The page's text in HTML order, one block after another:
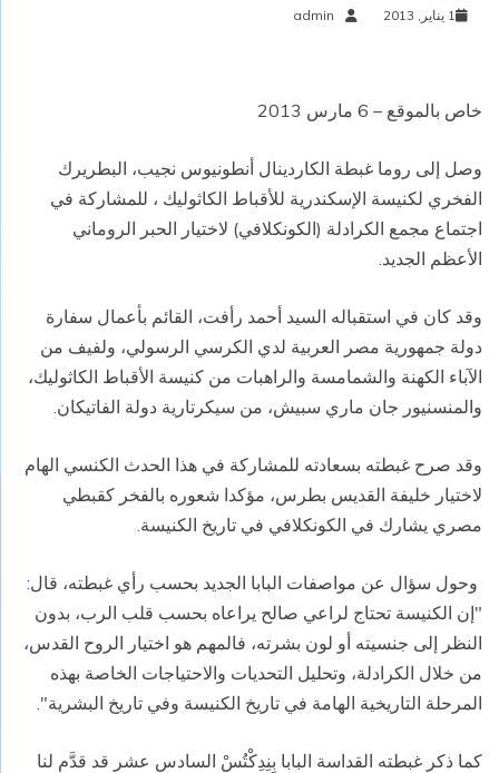
1 يناير, 2013 admin
خاص بالموقع – 6 مارس 2013
وصل إلى روما غبطة الكاردينال أنطونيوس نجيب، البطريرك
الفخري لكنيسة الإسكندرية للأقباط الكاثوليك ، للمشاركة في
اجتماع مجمع الكرادلة (الكونكلافي) لاختيار الحبر الروماني
الأعظم الجديد.
وقد كان في استقباله السيد أحمد رأفت، القائم بأعمال سفارة
دولة جمهورية مصر العربية لدي الكرسي الرسولي، ولفيف من
الآباء الكهنة والشمامسة والراهبات من كنيسة الأقباط الكاثوليك،
والمنسنيور جان ماري سبيش، من سيكرتارية دولة الفاتيكان.
وقد صرح غبطته بسعادته للمشاركة في هذا الحدث الكنسي الهام
لاختيار خليفة القديس بطرس، مؤكدا شعوره بالفخر كقبطي
مصري يشارك في الكونكلافي في تاريخ الكنيسة.
وحول سؤال عن مواصفات البابا الجديد بحسب رأي غبطته، قال:
"إن الكنيسة تحتاج لراعي صالح يراعاه بحسب قلب الرب، بدون
النظر إلى جنسيته أو لون بشرته، فالمهم هو اختيار الروح القدس،
من خلال الكرادلة، وتحليل التحديات والاحتياجات الخاصة بهذه
المرحلة التاريخية الهامة في تاريخ الكنيسة وفي تاريخ البشرية".
كما ذكر غبطته القداسة البابا بِنِدِكْتُسْ السادس عشر قد قدَّم لنا